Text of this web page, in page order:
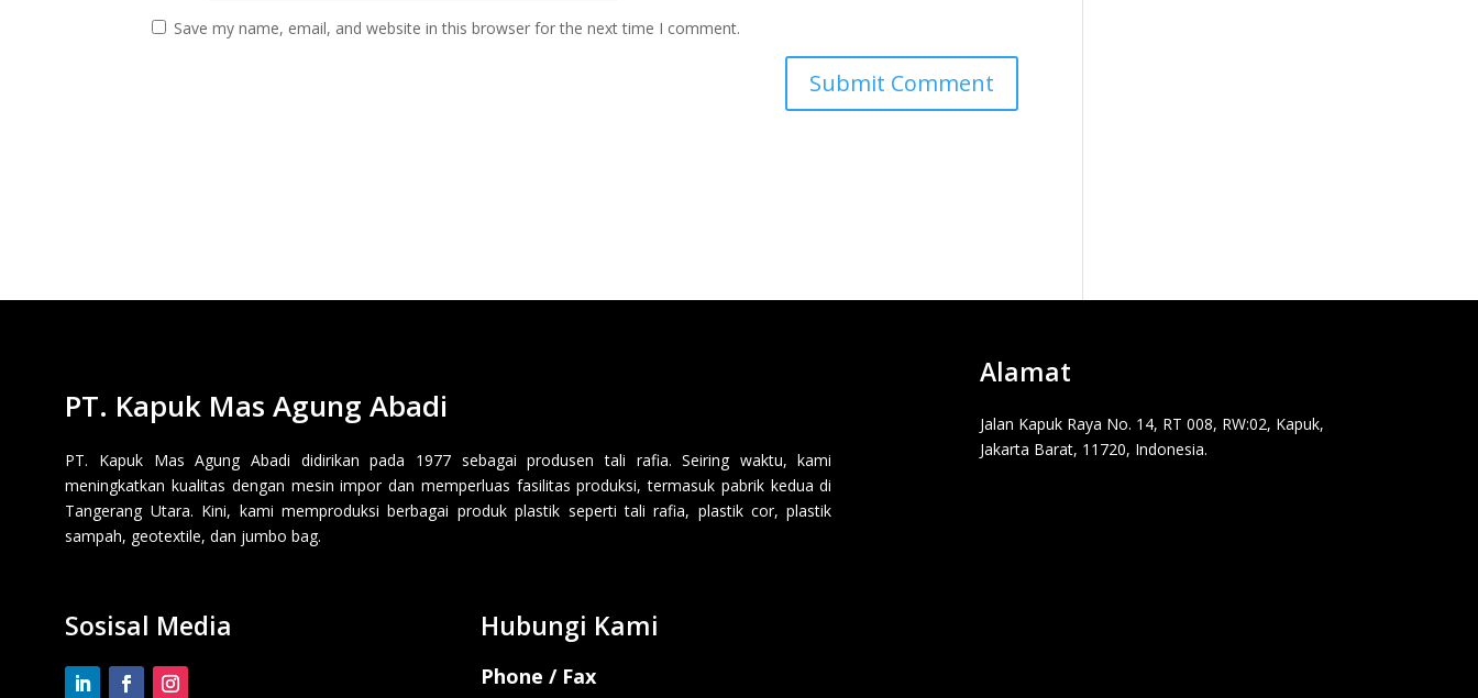
Save my name, email, and website in this browser for the next time I comment.
PT. Kapuk Mas Agung Abadi
PT. Kapuk Mas Agung Abadi didirikan pada 1977 sebagai produsen tali rafia. Seiring waktu, kami
meningkatkan kualitas dengan mesin impor dan memperluas fasilitas produksi, termasuk pabrik kedua di
Tangerang Utara. Kini, kami memproduksi berbagai produk plastik seperti tali rafia, plastik cor, plastik
sampah, geotextile, dan jumbo bag.
Sosisal Media Hubungi Kami
Phone / Fax
Alamat
Jalan Kapuk Raya No. 14, RT 008, RW:02, Kapuk,
Jakarta Barat, 11720, Indonesia.